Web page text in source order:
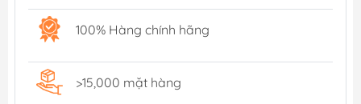
100% Hàng chính hãng
>15,000 mặt hàng